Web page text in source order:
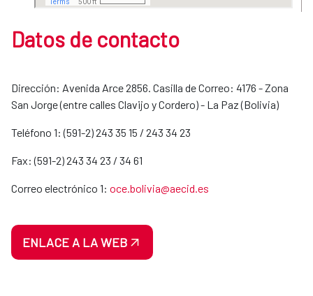
Datos de contacto
Dirección: Avenida Arce 2856. Casilla de Correo: 4176 - Zona
San Jorge (entre calles Clavijo y Cordero) - La Paz (Bolivia)
Teléfono 1: (591-2) 243 35 15 / 243 34 23
Fax: (591-2) 243 34 23 / 34 61
Correo electrónico 1: oce.bolivia@aecid.es
ENLACE A LA WEB